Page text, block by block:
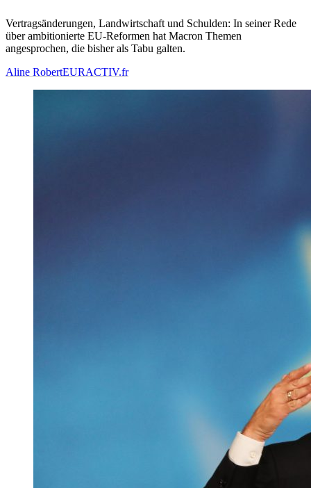
Vertragsänderungen, Landwirtschaft und Schulden: In seiner Rede
über ambitionierte EU-Reformen hat Macron Themen
angesprochen, die bisher als Tabu galten.
Aline RobertEURACTIV.fr